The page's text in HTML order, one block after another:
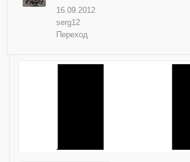
16.09.2012
serg12
Переход